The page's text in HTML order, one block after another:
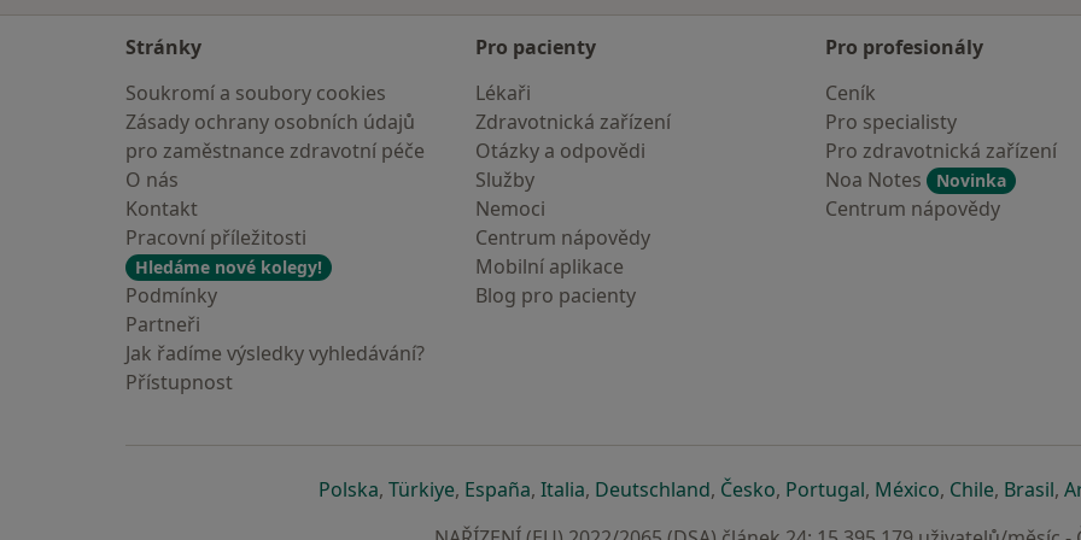
Stránky
Soukromí a soubory cookies
Zásady ochrany osobních údajů
pro zaměstnance zdravotní péče
O nás
Kontakt
Pracovní příležitosti
Hledáme nové kolegy!
Podmínky
Partneři
Jak řadíme výsledky vyhledávání?
Přístupnost
Pro pacienty
Lékaři
Zdravotnická zařízení
Otázky a odpovědi
Služby
Nemoci
Centrum nápovědy
Mobilní aplikace
Blog pro pacienty
Pro profesionály
Ceník
Pro specialisty
Pro zdravotnická zařízení
Noa Notes
Novinka
Centrum nápovědy
Polskase otevře v nové záložce
, Türkiyese otevře v nové záložce
, Españase otevře v nové záložce
, Italiase otevře v nové záložce
, Deutschlandse otevře v nové záložce
, Českose otevře v nové záložce
, Portugalse otevře v nové
, Méxicose otevře v
, Chilese otevře
, Brasilse
,